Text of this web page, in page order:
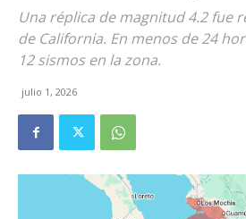
Una réplica de magnitud 4.2 fue
de California. En menos de 24
12 sismos en la zona.
julio 1, 2026